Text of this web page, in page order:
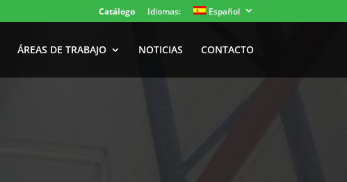
Catálogo Idiomas: Español
ÁREAS DE TRABAJO NOTICIAS CONTACTO